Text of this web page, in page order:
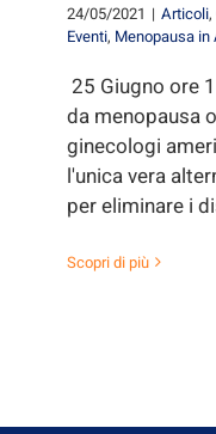
24/05/2021 | Articoli,
Eventi, Menopausa in
25 Giugno ore
da menopausa
ginecologi
l'unica vera
per eliminare i
Scopri di più